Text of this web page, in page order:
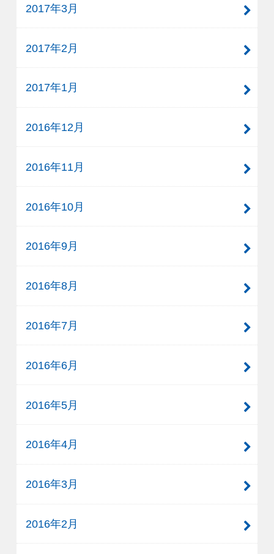
2017年3月
2017年2月
2017年1月
2016年12月
2016年11月
2016年10月
2016年9月
2016年8月
2016年7月
2016年6月
2016年5月
2016年4月
2016年3月
2016年2月